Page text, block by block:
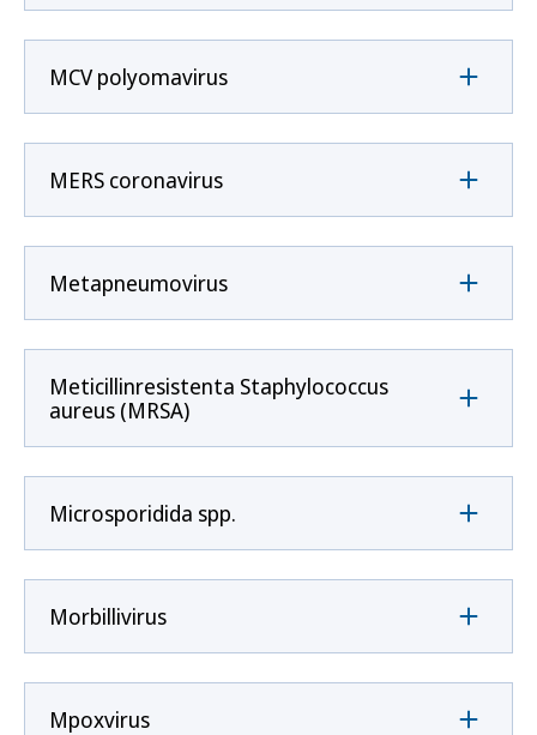
MCV polyomavirus
MERS coronavirus
Metapneumovirus
Meticillinresistenta Staphylococcus
aureus (MRSA)
Microsporidida spp.
Morbillivirus
Mpoxvirus